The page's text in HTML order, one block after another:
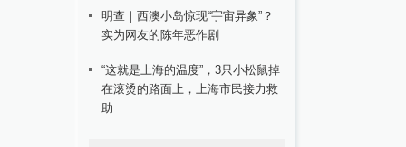
明查｜西澳小岛惊现“宇宙异象”？
实为网友的陈年恶作剧
“这就是上海的温度”，3只小松鼠掉
在滚烫的路面上，上海市民接力救
助